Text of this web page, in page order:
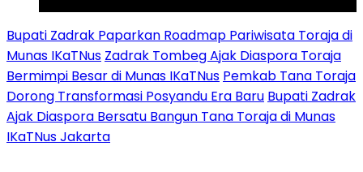
Bupati Zadrak Paparkan Roadmap Pariwisata Toraja di
Munas IKaTNus Zadrak Tombeg Ajak Diaspora Toraja
Bermimpi Besar di Munas IKaTNus Pemkab Tana Toraja
Dorong Transformasi Posyandu Era Baru Bupati Zadrak
Ajak Diaspora Bersatu Bangun Tana Toraja di Munas
IKaTNus Jakarta